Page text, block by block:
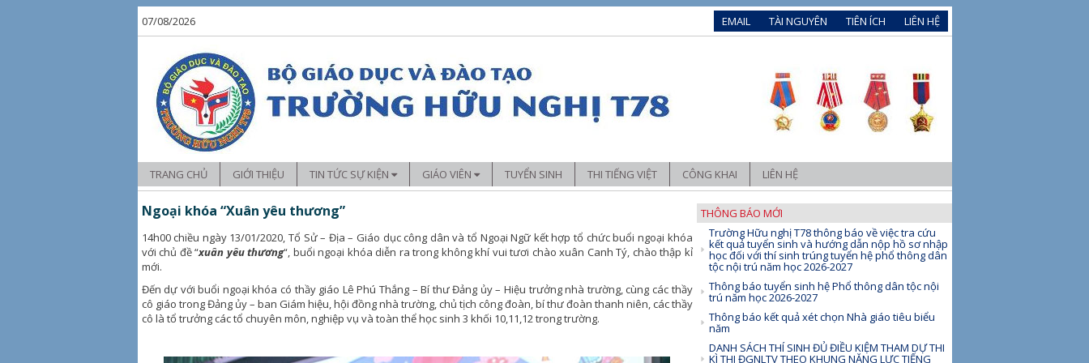
07/08/2026 EMAIL TÀI NGUYÊN TIÊN ÍCH LIÊN HỆ
TRANG CHỦ GIỚI THIỆU
TIN TỨC SỰ KIỆN
Hoạt động chuyên môn
GIÁO VIÊN
Trải nghiệm – Hướng nghiệp
TUYỂN SINH THI TIẾNG VIỆT CÔNG KHAI LIÊN HỆ
Ngoại khóa “Xuân yêu thương”
14h00 chiều ngày 13/01/2020, Tổ Sử – Địa – Giáo dục công dân và tổ Ngoại Ngữ kết hợp tổ chức buổi ngoại khóa
với chủ đề “xuân yêu thương“, buổi ngoại khóa diễn ra trong không khí vui tươi chào xuân Canh Tý, chào thập kỉ
mới.
Đến dự với buổi ngoại khóa có thầy giáo Lê Phú Thắng – Bí thư Đảng ủy – Hiệu trưởng nhà trường, cùng các thầy
cô giáo trong Đảng ủy – ban Giám hiệu, hội đồng nhà trường, chủ tịch công đoàn, bí thư đoàn thanh niên, các thầy
cô là tổ trưởng các tổ chuyên môn, nghiệp vụ và toàn thể học sinh 3 khối 10,11,12 trong trường.
THÔNG BÁO MỚI
Trường Hữu nghị T78 thông báo về việc tra cứu
kết quả tuyển sinh và hướng dẫn nộp hồ sơ nhập
học đối với thí sinh trúng tuyển hệ phổ thông dân
tộc nội trú năm học 2026-2027
Thông báo tuyển sinh hệ Phổ thông dân tộc nội
trú năm học 2026-2027
Thông báo kết quả xét chọn Nhà giáo tiêu biểu
năm
DANH SÁCH THÍ SINH ĐỦ ĐIỀU KIỆM THAM DỰ THI
KÌ THI ĐGNLTV THEO KHUNG NĂNG LỰC TIẾNG